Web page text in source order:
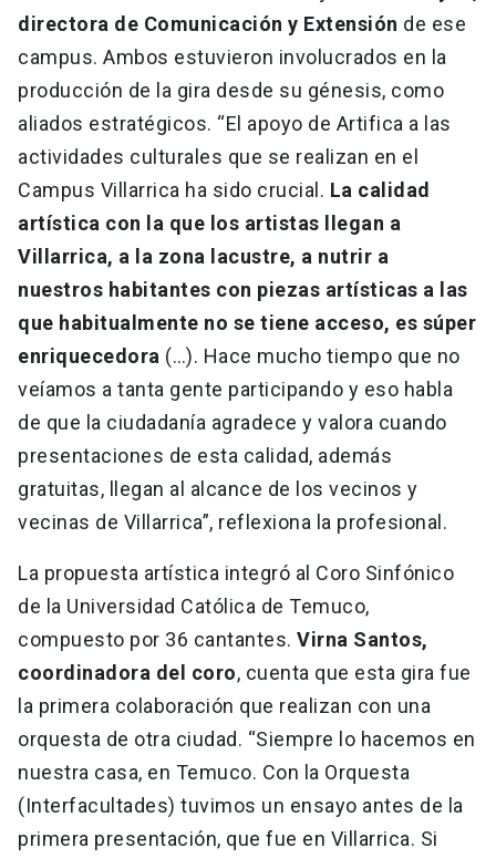
directora de Comunicación y Extensión de ese
campus. Ambos estuvieron involucrados en la
producción de la gira desde su génesis, como
aliados estratégicos. “El apoyo de Artifica a las
actividades culturales que se realizan en el
Campus Villarrica ha sido crucial. La calidad
artística con la que los artistas llegan a
Villarrica, a la zona lacustre, a nutrir a
nuestros habitantes con piezas artísticas a las
que habitualmente no se tiene acceso, es súper
enriquecedora (…). Hace mucho tiempo que no
veíamos a tanta gente participando y eso habla
de que la ciudadanía agradece y valora cuando
presentaciones de esta calidad, además
gratuitas, llegan al alcance de los vecinos y
vecinas de Villarrica”, reflexiona la profesional.
La propuesta artística integró al Coro Sinfónico
de la Universidad Católica de Temuco,
compuesto por 36 cantantes. Virna Santos,
coordinadora del coro, cuenta que esta gira fue
la primera colaboración que realizan con una
orquesta de otra ciudad. “Siempre lo hacemos en
nuestra casa, en Temuco. Con la Orquesta
(Interfacultades) tuvimos un ensayo antes de la
primera presentación, que fue en Villarrica. Si